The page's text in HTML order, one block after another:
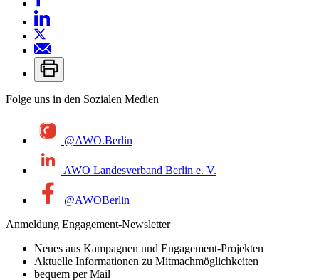
Folge uns in den Sozialen Medien
@AWO.Berlin
AWO Landesverband Berlin e. V.
@AWOBerlin
Anmeldung Engagement-Newsletter
Neues aus Kampagnen und Engagement-Projekten
Aktuelle Informationen zu Mitmachmöglichkeiten
bequem per Mail